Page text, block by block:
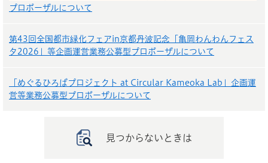
プロポーザルについて
第43回全国都市緑化フェアin京都丹波記念「亀岡わんわんフェス
タ2026」等企画運営業務公募型プロポーザルについて
「めぐるひろばプロジェクト at Circular Kameoka Lab」企画運
営等業務公募型プロポーザルについて
見つからないときは